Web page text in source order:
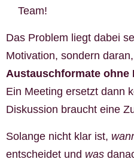
Team!
Das Problem liegt dabei
Motivation, sondern
Austauschformate
Ein Meeting ersetzt dann
Diskussion braucht eine
Solange nicht klar ist,
entscheidet und was